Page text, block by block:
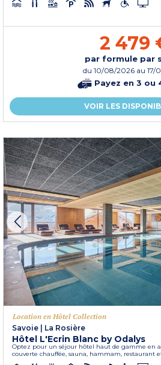
2 479
par formule par
du 10/08/2026 au 17/
Payez en 3 ou
VOIR LES
Location en Hôtel Collection
Savoie
La Rosière
Hôtel L'Ecrin Blanc by Odalys
Optez pour un séjour hôtel haut de gamme en
couverte chauffée, sauna, hammam, restaurant